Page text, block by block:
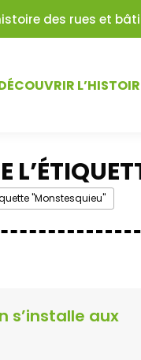
des rues et
"Monstesquieu"
s’installe aux